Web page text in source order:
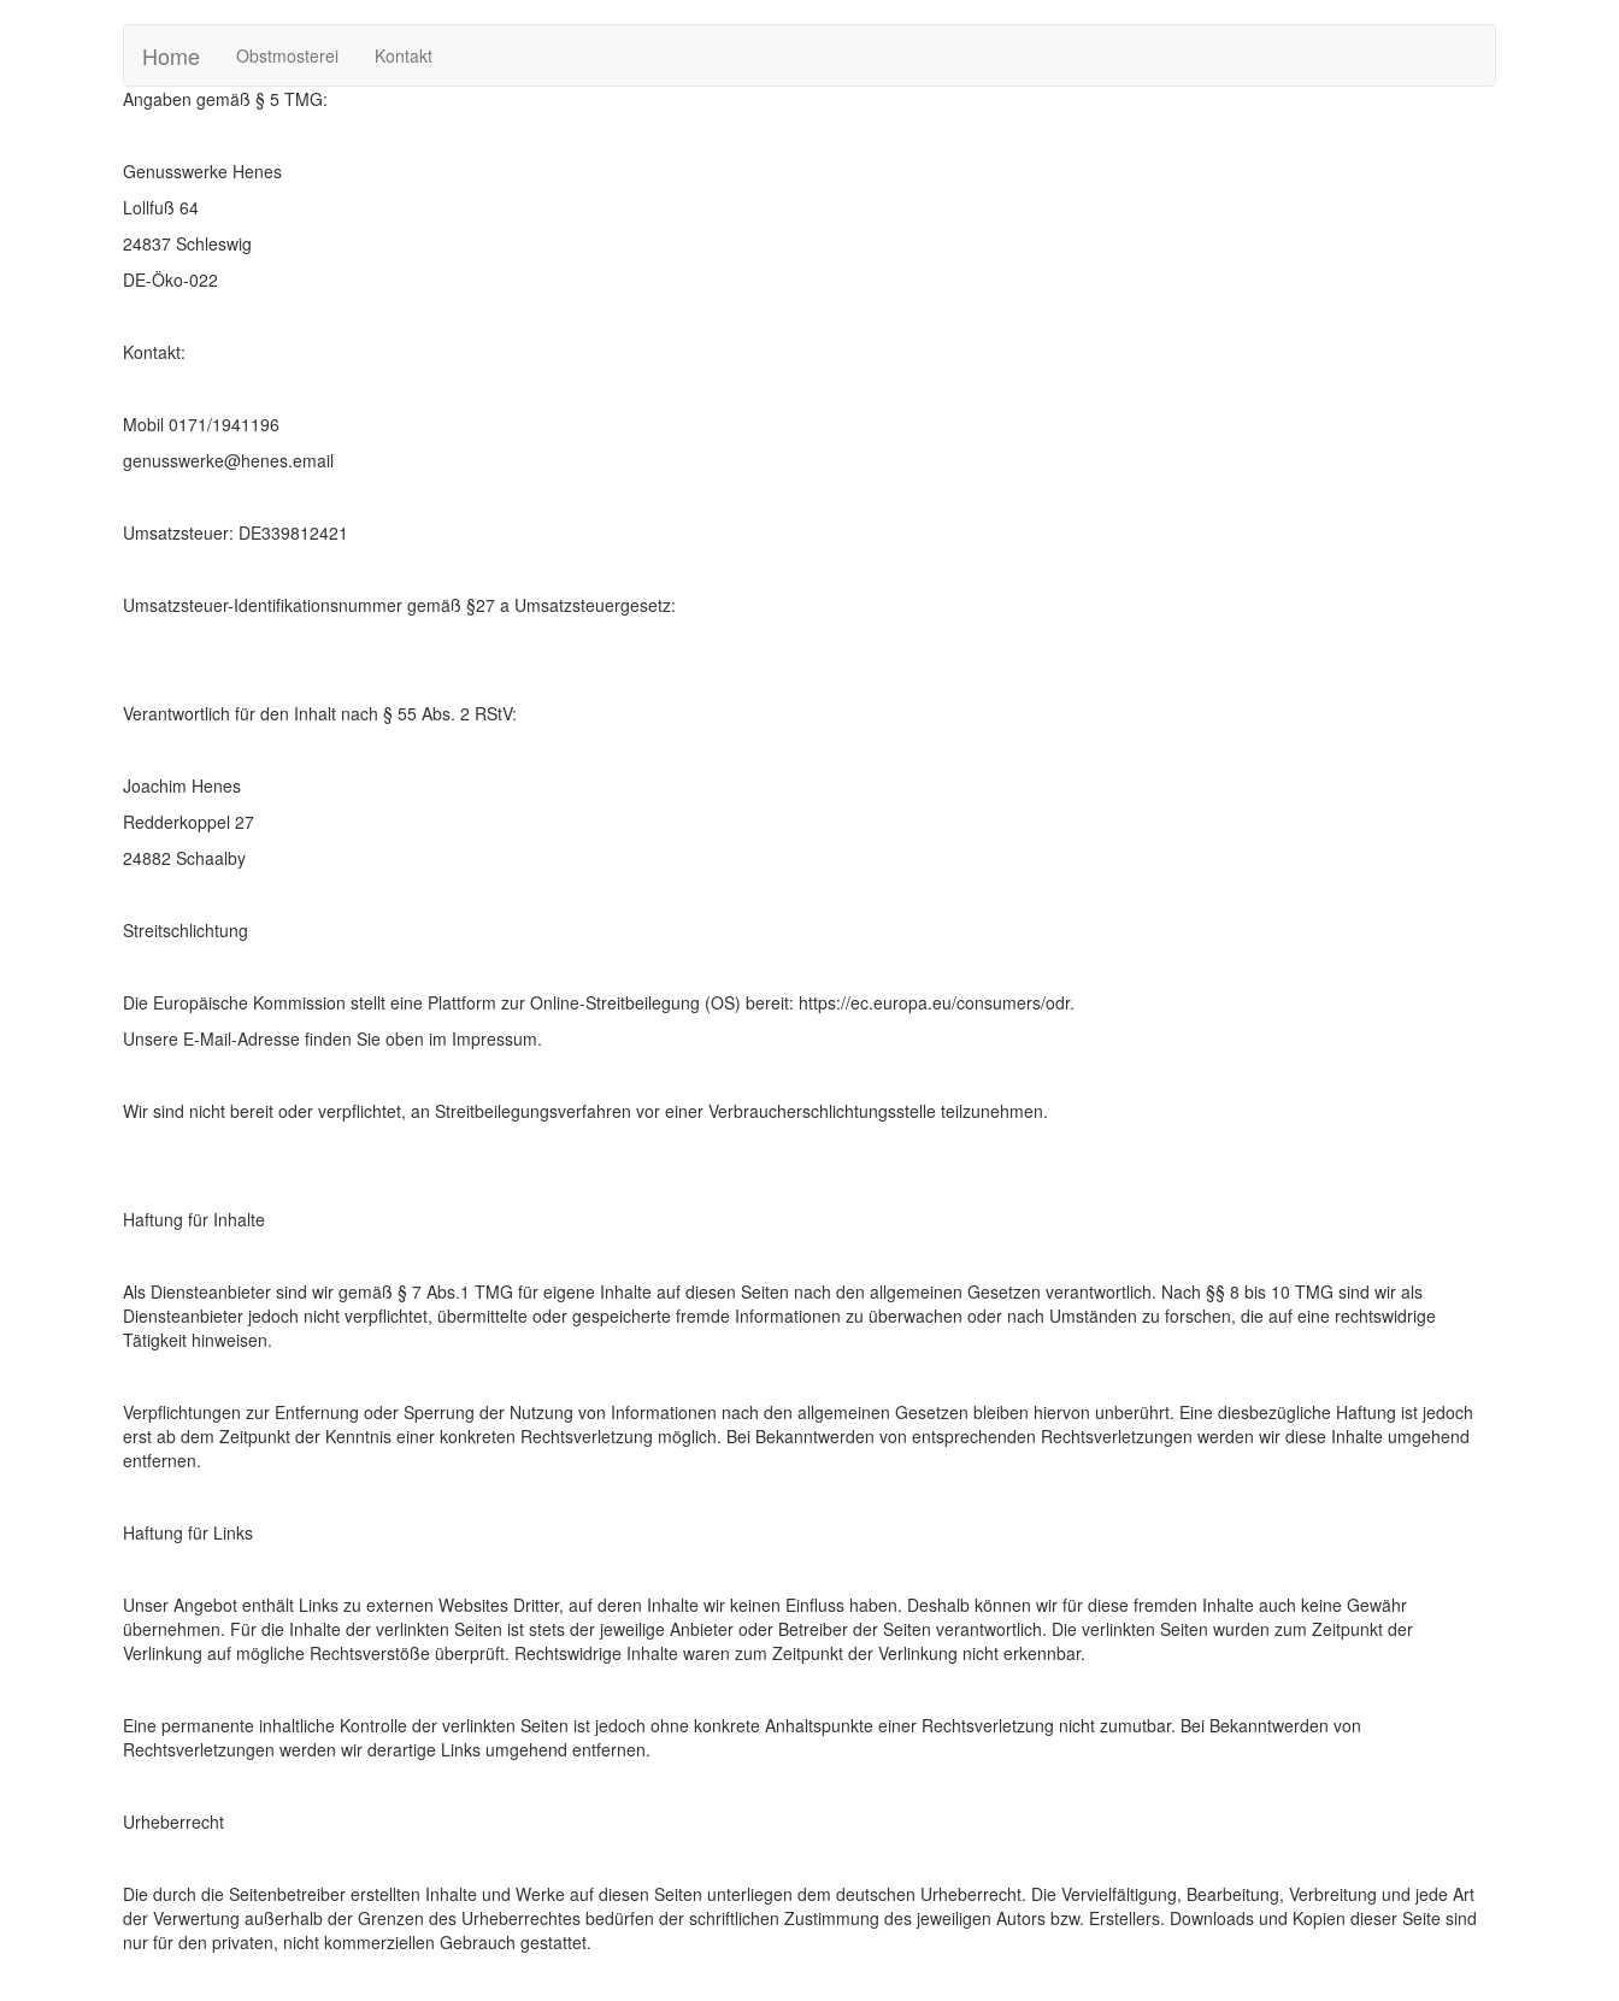
Home Obstmosterei
Kontakt
Angaben gemäß § 5 TMG:
Genusswerke Henes
Lollfuß 64
24837 Schleswig
DE-Öko-022
Kontakt:
Mobil 0171/1941196
genusswerke@henes.email
Umsatzsteuer: DE339812421
Umsatzsteuer-Identifikationsnummer gemäß §27 a Umsatzsteuergesetz:
Verantwortlich für den Inhalt nach § 55 Abs. 2 RStV:
Joachim Henes
Redderkoppel 27
24882 Schaalby
Streitschlichtung
Die Europäische Kommission stellt eine Plattform zur Online-Streitbeilegung (OS) bereit: https://ec.europa.eu/consumers/odr.
Unsere E-Mail-Adresse finden Sie oben im Impressum.
Wir sind nicht bereit oder verpflichtet, an Streitbeilegungsverfahren vor einer Verbraucherschlichtungsstelle teilzunehmen.
Haftung für Inhalte
Als Diensteanbieter sind wir gemäß § 7 Abs.1 TMG für eigene Inhalte auf diesen Seiten nach den allgemeinen Gesetzen verantwortlich. Nach §§ 8 bis 10 TMG sind wir als
Diensteanbieter jedoch nicht verpflichtet, übermittelte oder gespeicherte fremde Informationen zu überwachen oder nach Umständen zu forschen, die auf eine rechtswidrige
Tätigkeit hinweisen.
Verpflichtungen zur Entfernung oder Sperrung der Nutzung von Informationen nach den allgemeinen Gesetzen bleiben hiervon unberührt. Eine diesbezügliche Haftung ist jedoch
erst ab dem Zeitpunkt der Kenntnis einer konkreten Rechtsverletzung möglich. Bei Bekanntwerden von entsprechenden Rechtsverletzungen werden wir diese Inhalte umgehend
entfernen.
Haftung für Links
Unser Angebot enthält Links zu externen Websites Dritter, auf deren Inhalte wir keinen Einfluss haben. Deshalb können wir für diese fremden Inhalte auch keine Gewähr
übernehmen. Für die Inhalte der verlinkten Seiten ist stets der jeweilige Anbieter oder Betreiber der Seiten verantwortlich. Die verlinkten Seiten wurden zum Zeitpunkt der
Verlinkung auf mögliche Rechtsverstöße überprüft. Rechtswidrige Inhalte waren zum Zeitpunkt der Verlinkung nicht erkennbar.
Eine permanente inhaltliche Kontrolle der verlinkten Seiten ist jedoch ohne konkrete Anhaltspunkte einer Rechtsverletzung nicht zumutbar. Bei Bekanntwerden von
Rechtsverletzungen werden wir derartige Links umgehend entfernen.
Urheberrecht
Die durch die Seitenbetreiber erstellten Inhalte und Werke auf diesen Seiten unterliegen dem deutschen Urheberrecht. Die Vervielfältigung, Bearbeitung, Verbreitung und jede Art
der Verwertung außerhalb der Grenzen des Urheberrechtes bedürfen der schriftlichen Zustimmung des jeweiligen Autors bzw. Erstellers. Downloads und Kopien dieser Seite sind
nur für den privaten, nicht kommerziellen Gebrauch gestattet.